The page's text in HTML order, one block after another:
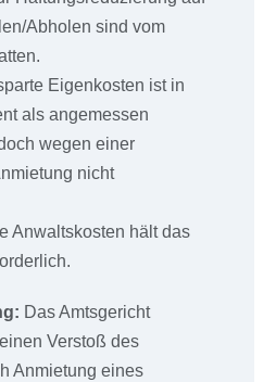
Abholen sind vom
Eigenkosten ist in
als angemessen
wegen einer
nicht
Anwaltskosten hält das
Das Amtsgericht
Verstoß des
Anmietung eines